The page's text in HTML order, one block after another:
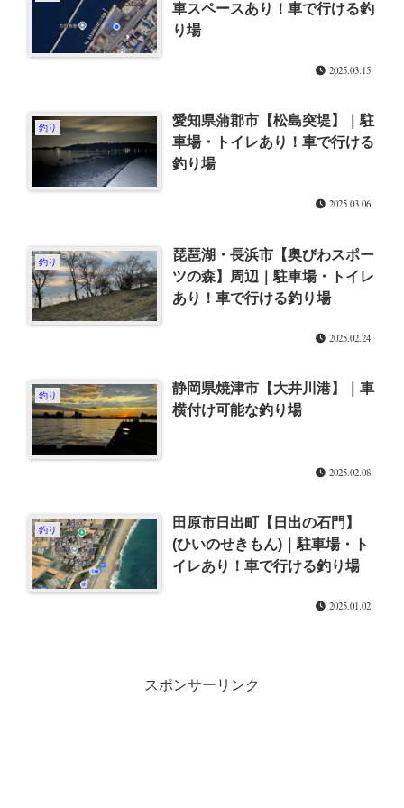
車スペースあり！車で行ける釣
り場
2025.03.15
釣り
愛知県蒲郡市【松島突堤】｜駐
車場・トイレあり！車で行ける
釣り場
2025.03.06
釣り
琵琶湖・長浜市【奥びわスポー
ツの森】周辺｜駐車場・トイレ
あり！車で行ける釣り場
2025.02.24
釣り
静岡県焼津市【大井川港】｜車
横付け可能な釣り場
2025.02.08
釣り
田原市日出町【日出の石門】
(ひいのせきもん)｜駐車場・ト
イレあり！車で行ける釣り場
2025.01.02
スポンサーリンク